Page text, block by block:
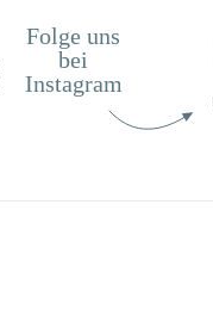
Folge uns
bei
Instagram